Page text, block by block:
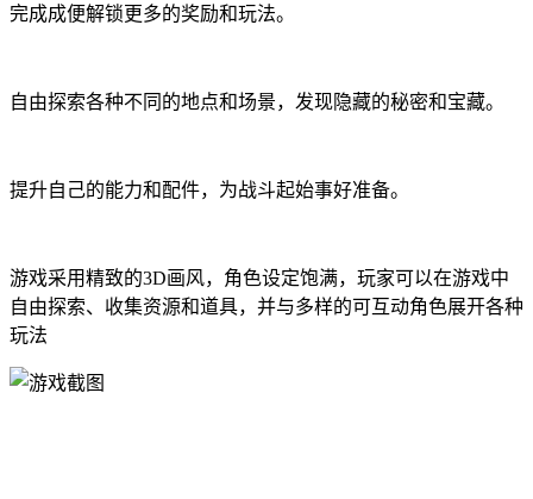
完成成便解锁更多的奖励和玩法。
自由探索各种不同的地点和场景，发现隐藏的秘密和宝藏。
提升自己的能力和配件，为战斗起始事好准备。
游戏采用精致的3D画风，角色设定饱满，玩家可以在游戏中
自由探索、收集资源和道具，并与多样的可互动角色展开各种
玩法